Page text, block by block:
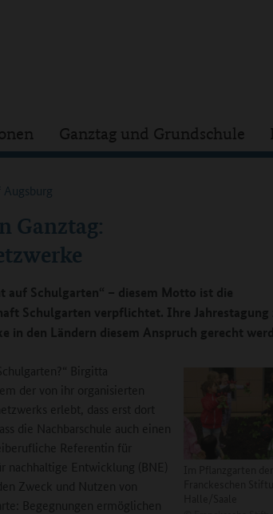
Ganztag und Grundschule
Ganztag:
auf Schulgarten“ – diesem Motto ist die
Schulgarten verpflichtet. Ihre Jahrestagung
in den Ländern diesem Anspruch gerecht
Birgitta
der von ihr organisierten
erlebt, dass erst dort
die Nachbarschule auch einen
Referentin für
nachhaltige Entwicklung (BNE)
Zweck und Nutzen von
Begegnungen ermöglichen